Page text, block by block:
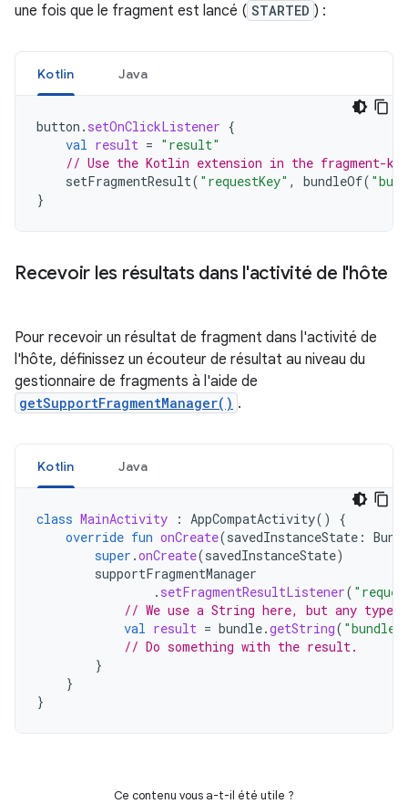
une fois que le fragment est lancé ( STARTED ) :
Kotlin Java
button . setOnClickListener {
val result = "result"
// Use the Kotlin extension in the fragment-
setFragmentResult( "requestKey" , bundleOf(
}
Recevoir les résultats dans l'activité de l'hôte
Pour recevoir un résultat de fragment dans l'activité de
l'hôte, définissez un écouteur de résultat au niveau du
gestionnaire de fragments à l'aide de
getSupportFragmentManager() .
Kotlin Java
class MainActivity : AppCompatActivity()
{
override fun onCreate(savedInstanceState :
super .onCreate(savedInstanceState)
supportFragmentManager
. setFragmentResultListener(
// We use a String here, but any type
val result = bundle.getString(
// Do something with the result.
}
}
}
Ce contenu vous a-t-il été utile ?